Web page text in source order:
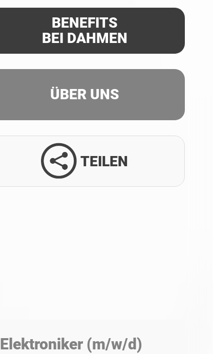
BENEFITS
BEI DAHMEN
ÜBER UNS
TEILEN
Elektroniker (m/w/d)